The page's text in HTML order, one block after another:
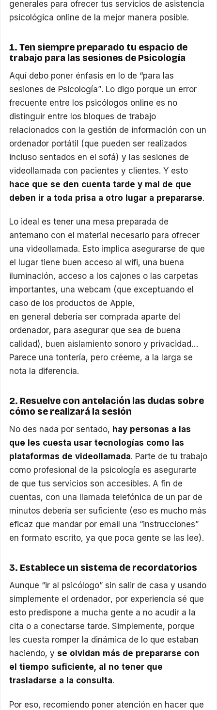
generales para ofrecer tus servicios de asistencia
psicológica online de la mejor manera posible.
1. Ten siempre preparado tu espacio de
trabajo para las sesiones de Psicología
Aquí debo poner énfasis en lo de “para las
sesiones de Psicología”. Lo digo porque un error
frecuente entre los psicólogos online es no
distinguir entre los bloques de trabajo
relacionados con la gestión de información con un
ordenador portátil (que pueden ser realizados
incluso sentados en el sofá) y las sesiones de
videollamada con pacientes y clientes. Y esto
hace que se den cuenta tarde y mal de que
deben ir a toda prisa a otro lugar a prepararse.
Lo ideal es tener una mesa preparada de
antemano con el material necesario para ofrecer
una videollamada. Esto implica asegurarse de que
el lugar tiene buen acceso al wifi, una buena
iluminación, acceso a los cajones o las carpetas
importantes, una webcam (que exceptuando el
caso de los productos de Apple,
en general debería ser comprada aparte del
ordenador, para asegurar que sea de buena
calidad), buen aislamiento sonoro y privacidad…
Parece una tontería, pero créeme, a la larga se
nota la diferencia.
2. Resuelve con antelación las dudas sobre
cómo se realizará la sesión
No des nada por sentado, hay personas a las
que les cuesta usar tecnologías como las
plataformas de videollamada. Parte de tu trabajo
como profesional de la psicología es asegurarte
de que tus servicios son accesibles. A fin de
cuentas, con una llamada telefónica de un par de
minutos debería ser suficiente (eso es mucho más
eficaz que mandar por email una “instrucciones”
en formato escrito, ya que poca gente se las lee).
3. Establece un sistema de recordatorios
Aunque “ir al psicólogo” sin salir de casa y usando
simplemente el ordenador, por experiencia sé que
esto predispone a mucha gente a no acudir a la
cita o a conectarse tarde. Simplemente, porque
les cuesta romper la dinámica de lo que estaban
haciendo, yse olvidan más de prepararse con
el tiempo suficiente, al no tener que
trasladarse a la consulta.
Por eso, recomiendo poner atención en hacer que